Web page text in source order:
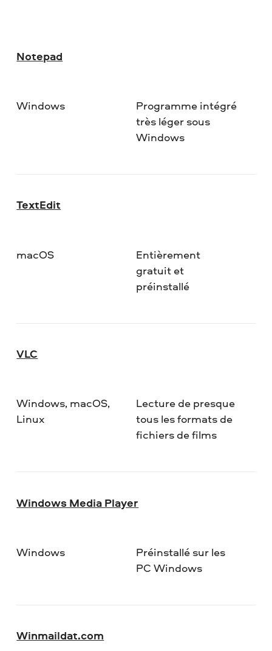
Notepad
Windows
Programme intégré
très léger sous
Windows
TextEdit
macOS
Entièrement
gratuit et
préinstallé
VLC
Windows, macOS,
Linux
Lecture de presque
tous les formats de
fichiers de films
Windows Media Player
Windows
Préinstallé sur les
PC Windows
Winmaildat.com